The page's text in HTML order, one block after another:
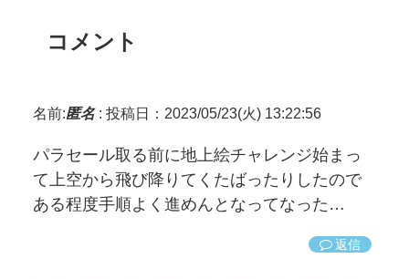
コメント
名前:匿名: 投稿日：2023/05/23(火) 13:22:56
パラセール取る前に地上絵チャレンジ始まっ
て上空から飛び降りてくたばったりしたので
ある程度手順よく進めんとなってなった…
返信